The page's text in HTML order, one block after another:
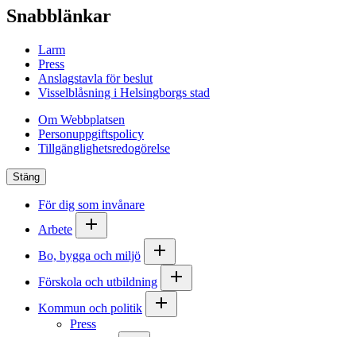
Snabblänkar
Larm
Press
Anslagstavla för beslut
Visselblåsning i Helsingborgs stad
Om Webbplatsen
Personuppgiftspolicy
Tillgänglighetsredogörelse
Stäng
För dig som invånare
Arbete
Bo, bygga och miljö
Förskola och utbildning
Kommun och politik
Press